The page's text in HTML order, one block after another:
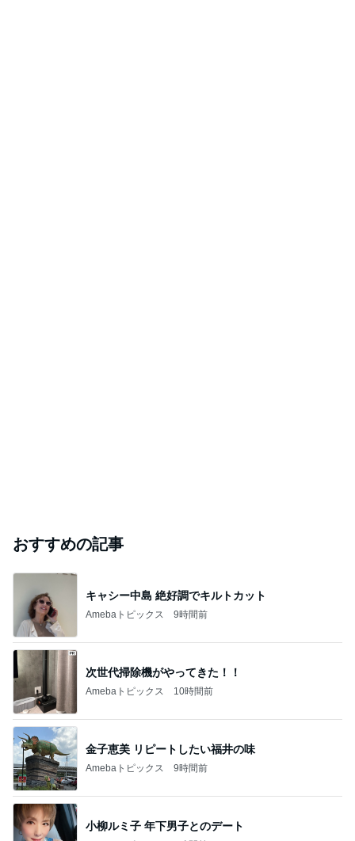
おすすめの記事
キャシー中島 絶好調でキルトカット
Amebaトピックス 9時間前
次世代掃除機がやってきた！！
Amebaトピックス 10時間前
金子恵美 リピートしたい福井の味
Amebaトピックス 9時間前
小柳ルミ子 年下男子とのデート